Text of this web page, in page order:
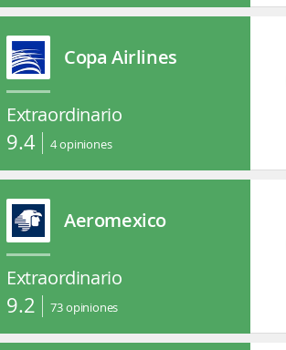
Copa Airlines
Extraordinario
9.4 4opiniones
Aeromexico
Extraordinario
9.2 73opiniones